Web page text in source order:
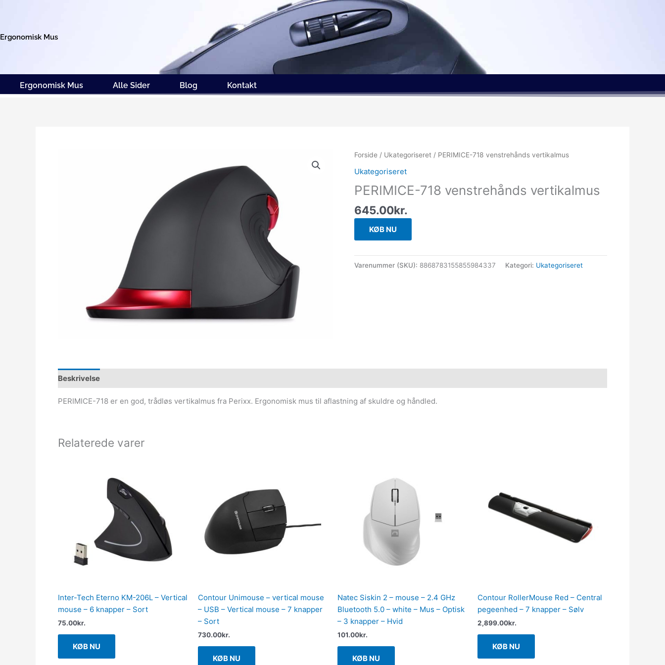
Ergonomisk Mus
Ergonomisk Mus Alle Sider Blog Kontakt
Forside / Ukategoriseret / PERIMICE-718 venstrehånds vertikalmus
Ukategoriseret
PERIMICE-718 venstrehånds vertikalmus
645.00kr.
KØB NU
Varenummer (SKU): 8868783155855984337 Kategori: Ukategoriseret
Beskrivelse
PERIMICE-718 er en god, trådløs vertikalmus fra Perixx. Ergonomisk mus til aflastning af skuldre og håndled.
Relaterede varer
Inter-Tech Eterno KM-206L – Vertical
mouse – 6 knapper – Sort
75.00kr.
KØB NU
Contour Unimouse – vertical mouse
– USB – Vertical mouse – 7 knapper
– Sort
730.00kr.
KØB NU
Natec Siskin 2 – mouse – 2.4 GHz
Bluetooth 5.0 – white – Mus – Optisk
– 3 knapper – Hvid
101.00kr.
KØB NU
Contour RollerMouse Red – Central
pegeenhed – 7 knapper – Sølv
2,899.00kr.
KØB NU